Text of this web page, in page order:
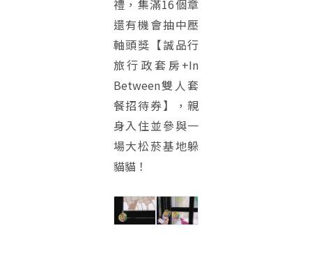
禮，集滿16個章
還有機會抽中壓
軸頭獎【誠品行
旅行政套房+In
Between雙人套
餐招待券】，親
身入住並參與一
場大松菸基地躲
貓貓！